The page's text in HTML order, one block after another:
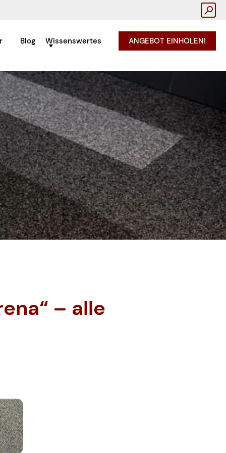
Blog Wissenswertes ANGEBOT EINHOLEN!
– alle